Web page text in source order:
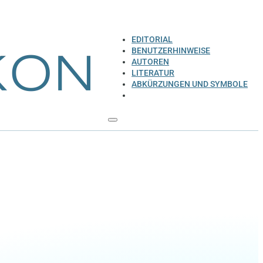
EDITORIAL
BENUTZERHINWEISE
AUTOREN
LITERATUR
ABKÜRZUNGEN UND SYMBOLE